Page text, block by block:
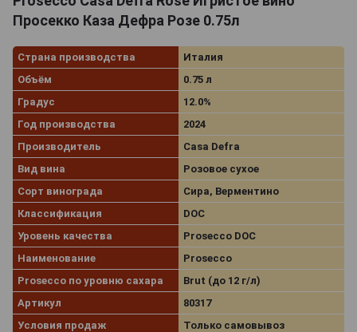
Просекко Каза Дефра Розе 0.75л
Страна производства
Италия
Объём
0.75 л
Градус
12.0%
Год производства
2024
Производитель
Casa Defra
Вид вина
Розовое сухое
Сорт винограда
Сира, Верментино
Классификация
DOC
Уровень качества
Prosecco DOC
Наименование
Prosecco
Prosecco по уровню сахара
Brut (до 12 г/л)
Артикул
80317
Условия продаж
Только самовывоз